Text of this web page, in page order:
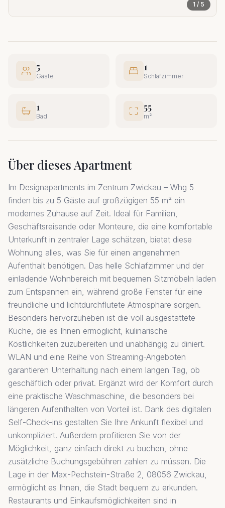
1 / 5
5
Gäste
1
Schlafzimmer
1
Bad
55
m²
Über dieses Apartment
Im Designapartments im Zentrum Zwickau – Whg 5
finden bis zu 5 Gäste auf großzügigen 55 m² ein
modernes Zuhause auf Zeit. Ideal für Familien,
Geschäftsreisende oder Monteure, die eine komfortable
Unterkunft in zentraler Lage schätzen, bietet diese
Wohnung alles, was Sie für einen angenehmen
Aufenthalt benötigen. Das helle Schlafzimmer und der
einladende Wohnbereich mit bequemen Sitzmöbeln laden
zum Entspannen ein, während große Fenster für eine
freundliche und lichtdurchflutete Atmosphäre sorgen.
Besonders hervorzuheben ist die voll ausgestattete
Küche, die es Ihnen ermöglicht, kulinarische
Köstlichkeiten zuzubereiten und unabhängig zu diniert.
WLAN und eine Reihe von Streaming-Angeboten
garantieren Unterhaltung nach einem langen Tag, ob
geschäftlich oder privat. Ergänzt wird der Komfort durch
eine praktische Waschmaschine, die besonders bei
längeren Aufenthalten von Vorteil ist. Dank des digitalen
Self-Check-ins gestalten Sie Ihre Ankunft flexibel und
unkompliziert. Außerdem profitieren Sie von der
Möglichkeit, ganz einfach direkt zu buchen, ohne
zusätzliche Buchungsgebühren zahlen zu müssen. Die
Lage in der Max-Pechstein-Straße 2, 08056 Zwickau,
ermöglicht es Ihnen, die Stadt bequem zu erkunden.
Restaurants und Einkaufsmöglichkeiten sind in